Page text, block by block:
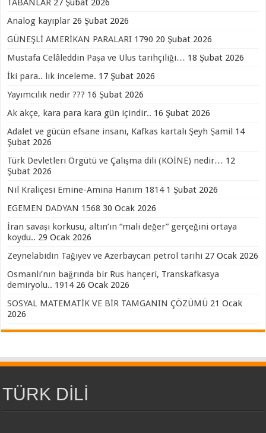
TABANLAR 27 Şubat 2026
Analog kayıplar 26 Şubat 2026
GÜNEŞLİ AMERİKAN PARALARI 1790 20 Şubat 2026
Mustafa Celâleddin Paşa ve Ulus tarihçiliği… 18 Şubat 2026
İki para.. lık inceleme. 17 Şubat 2026
Yayımcılık nedir ??? 16 Şubat 2026
Ak akçe, kara para kara gün içindir.. 16 Şubat 2026
Adalet ve gücün efsane insanı, Kafkas kartalı Şeyh Şamil 14
Şubat 2026
Türk Devletleri Örgütü ve Çalışma dili (KOİNE) nedir… 12
Şubat 2026
Nil Kraliçesi Emine-Amina Hanım 1814 1 Şubat 2026
EGEMEN DADYAN 1568 30 Ocak 2026
İran savaşı korkusu, altın’ın “mali değer” gerçeğini ortaya
koydu.. 29 Ocak 2026
Zeynelabidin Tağıyev ve Azerbaycan petrol tarihi 27 Ocak 2026
Osmanlı’nın bağrında bir Rus hançeri, Transkafkasya
demiryolu.. 1914 26 Ocak 2026
SOSYAL MATEMATİK VE BİR TAMGANIN ÇÖZÜMÜ 21 Ocak
2026
TÜRK DİLİ